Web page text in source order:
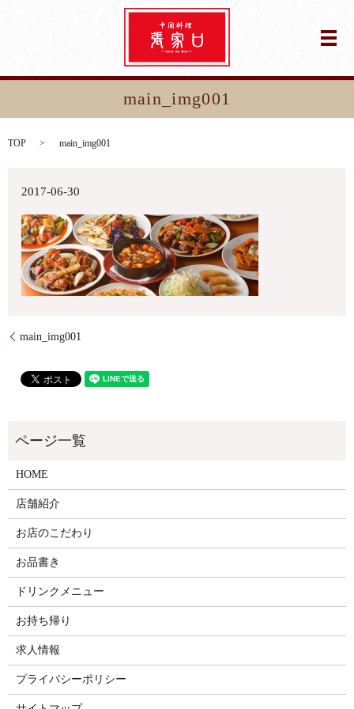
メ
main_img001
TOP main_img001
2017-06-30
main_img001
HOME
店舗紹介
お店のこだわり
お品書き
ドリンクメニュー
お持ち帰り
求人情報
プライバシーポリシー